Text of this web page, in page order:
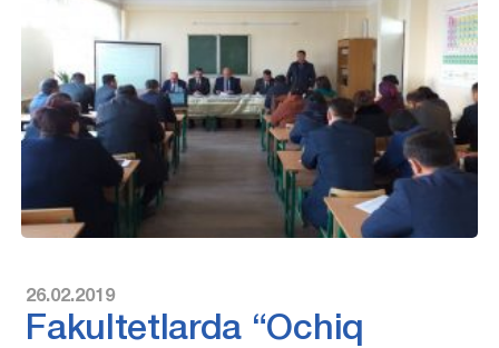
26.02.2019
Fakultetlarda “Ochiq